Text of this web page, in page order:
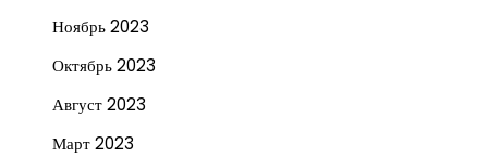
Ноябрь 2023
Октябрь 2023
Август 2023
Март 2023